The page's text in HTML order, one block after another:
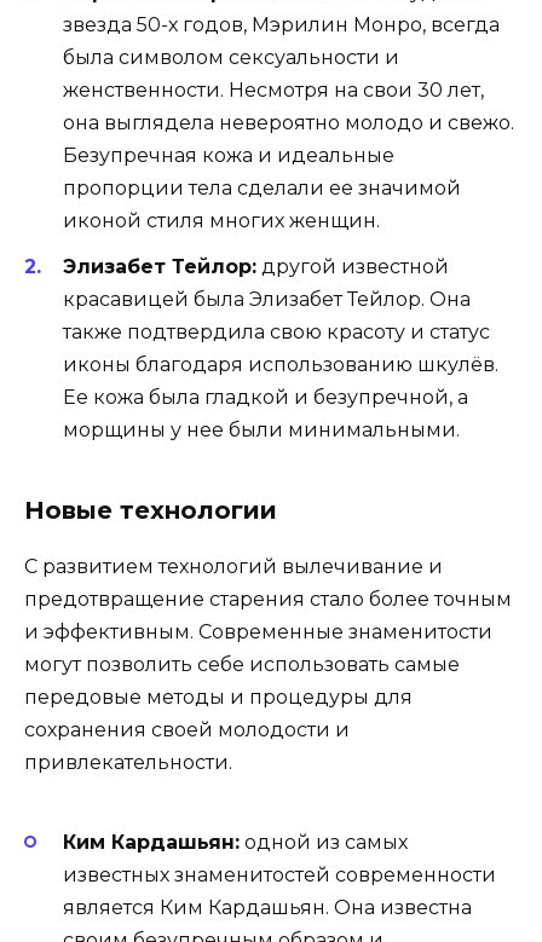
звезда 50-х годов, Мэрилин Монро, всегда
была символом сексуальности и
женственности. Несмотря на свои 30 лет,
она выглядела невероятно молодо и свежо.
Безупречная кожа и идеальные
пропорции тела сделали ее значимой
иконой стиля многих женщин.
Элизабет Тейлор: другой известной
красавицей была Элизабет Тейлор. Она
также подтвердила свою красоту и статус
иконы благодаря использованию шкулёв.
Ее кожа была гладкой и безупречной, а
морщины у нее были минимальными.
Новые технологии
С развитием технологий вылечивание и
предотвращение старения стало более точным
и эффективным. Современные знаменитости
могут позволить себе использовать самые
передовые методы и процедуры для
сохранения своей молодости и
привлекательности.
Ким Кардашьян: одной из самых
известных знаменитостей современности
является Ким Кардашьян. Она известна